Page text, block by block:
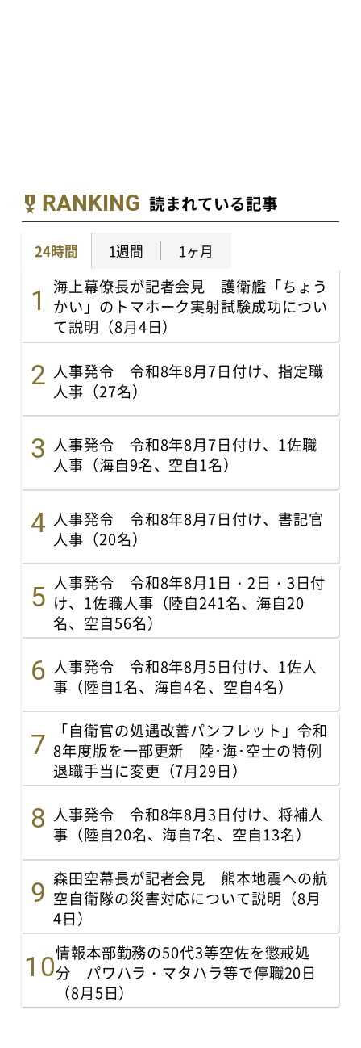
RANKING 読まれている記事
24時間 1週間 1ヶ月
海上幕僚長が記者会見 護衛艦「ちょう
かい」のトマホーク実射試験成功につい
て説明（8月4日）
人事発令 令和8年8月7日付け、指定職
人事（27名）
人事発令 令和8年8月7日付け、1佐職
人事（海自9名、空自1名）
人事発令 令和8年8月7日付け、書記官
人事（20名）
人事発令 令和8年8月1日・2日・3日付
け、1佐職人事（陸自241名、海自20
名、空自56名）
人事発令 令和8年8月5日付け、1佐人
事（陸自1名、海自4名、空自4名）
「自衛官の処遇改善パンフレット」令和
8年度版を一部更新 陸･海･空士の特例
退職手当に変更（7月29日）
人事発令 令和8年8月3日付け、将補人
事（陸自20名、海自7名、空自13名）
森田空幕長が記者会見 熊本地震への航
空自衛隊の災害対応について説明（8月
4日）
情報本部勤務の50代3等空佐を懲戒処
分 パワハラ・マタハラ等で停職20日
（8月5日）